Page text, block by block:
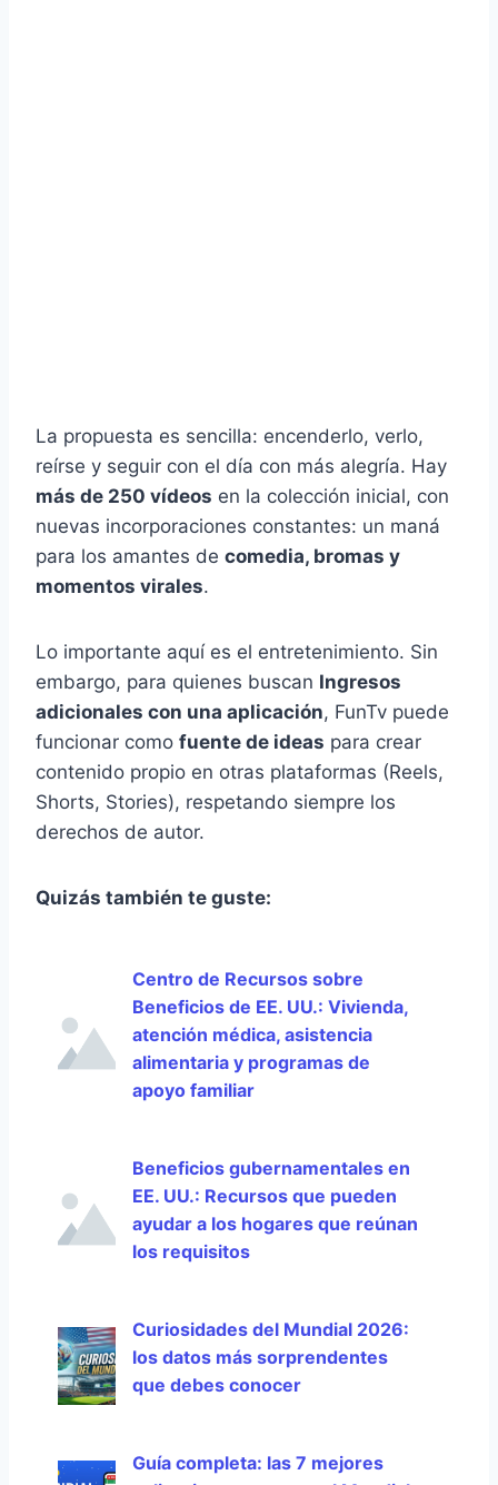
La propuesta es sencilla: encenderlo, verlo,
reírse y seguir con el día con más alegría. Hay
más de 250 vídeos en la colección inicial, con
nuevas incorporaciones constantes: un maná
para los amantes de comedia, bromas y
momentos virales.
Lo importante aquí es el entretenimiento. Sin
embargo, para quienes buscan Ingresos
adicionales con una aplicación, FunTv puede
funcionar como fuente de ideas para crear
contenido propio en otras plataformas (Reels,
Shorts, Stories), respetando siempre los
derechos de autor.
Quizás también te guste:
Centro de Recursos sobre
Beneficios de EE. UU.: Vivienda,
atención médica, asistencia
alimentaria y programas de
apoyo familiar
Beneficios gubernamentales en
EE. UU.: Recursos que pueden
ayudar a los hogares que reúnan
los requisitos
Curiosidades del Mundial 2026:
los datos más sorprendentes
que debes conocer
Guía completa: las 7 mejores